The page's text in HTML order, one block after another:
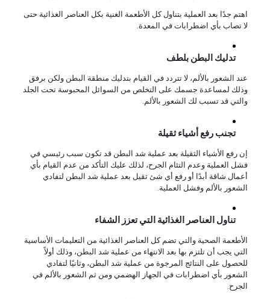
اهتم جدًا بعد العملية بتناول كل الأطعمة الغنية بكل العناصر الغذائية حتى
لا تصاب بأي اضطرابات في المعدة.
تدليك البطن بلطف
عند الشعور بالألم، لا تتردد في القيام بتدليك منطقة البطن ولكن برفق
وذلك لمساعدة جسمك على التخلص من السوائل المحبوسة تحت الجلد
والتي قد تسبب لك الشعور بالألم.
تجنب رفع أشياء ثقيلة
إن رفع الأشياء الثقيلة بعد عملية شد البطن قد تكون سبب رئيسي في
فشل العملية وعدم التئام الجرح، لذلك عليك التأكد من عدم القيام بأي
أعمال شاقة أبدًا أو رفع أي شئ ثقيل بعد عملية شد البطن لتفادي
الشعور بالألم وفشل العملية.
تناول العناصر الغذائية التي تعزز الشفاء
الأطعمة الصحية والتي تضم كل العناصر الغذائية من التعليمات الأساسية
التي يجب أن تلتزم بها بعد الانتهاء من عملية شد البطن، وذلك أولاً
للحصول على النتائج المرجوة من عملية شد البطن، وثانيًا لتفادي
الشعور بأي اضطرابات في الجهاز الهضمي ومن ثم الشعور بالألم في
الجرح.